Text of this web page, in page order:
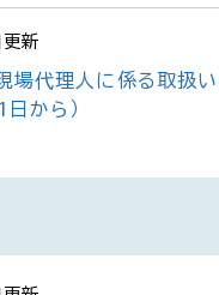
新
場代理人に係る取扱
から）